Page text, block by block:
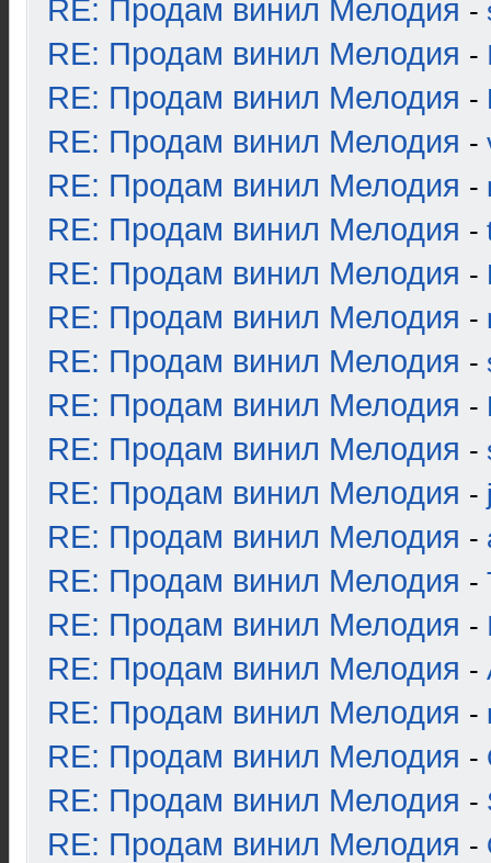
RE: Продам винил Мелодия -
RE: Продам винил Мелодия -
RE: Продам винил Мелодия -
RE: Продам винил Мелодия -
RE: Продам винил Мелодия -
RE: Продам винил Мелодия -
RE: Продам винил Мелодия -
RE: Продам винил Мелодия -
RE: Продам винил Мелодия -
RE: Продам винил Мелодия -
RE: Продам винил Мелодия -
RE: Продам винил Мелодия -
RE: Продам винил Мелодия -
RE: Продам винил Мелодия -
RE: Продам винил Мелодия -
RE: Продам винил Мелодия -
RE: Продам винил Мелодия -
RE: Продам винил Мелодия -
RE: Продам винил Мелодия -
RE: Продам винил Мелодия -